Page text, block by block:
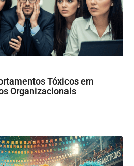
Tóxicos em
Organizacionais